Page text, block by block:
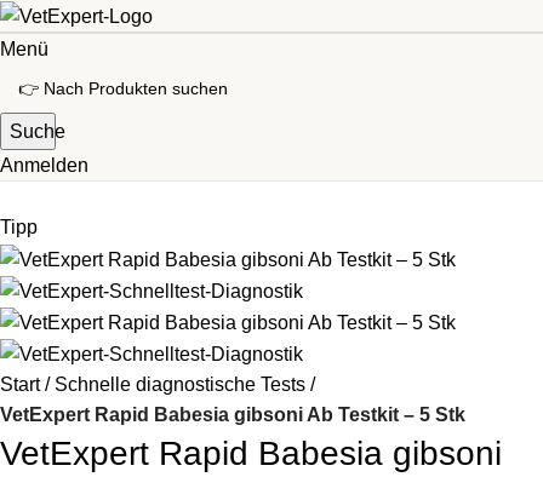
Menü
Suche
Anmelden
Tipp
Start
Schnelle diagnostische Tests
VetExpert Rapid Babesia gibsoni Ab Testkit – 5 Stk
VetExpert Rapid Babesia gibsoni